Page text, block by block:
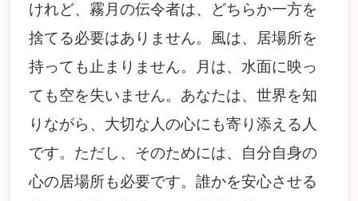
けれど、霧月の伝令者は、どちらか一方を
捨てる必要はありません。風は、居場所を
持っても止まりません。月は、水面に映っ
ても空を失いません。あなたは、世界を知
りながら、大切な人の心にも寄り添える人
です。ただし、そのためには、自分自身の
心の居場所も必要です。誰かを安心させる